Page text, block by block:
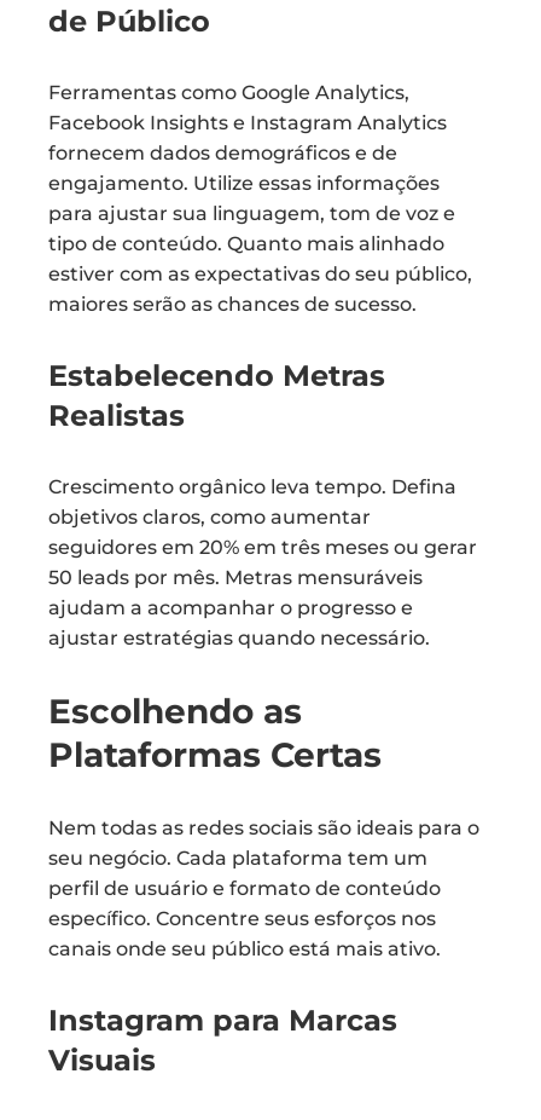
de Público
Ferramentas como Google Analytics,
Facebook Insights e Instagram Analytics
fornecem dados demográficos e de
engajamento. Utilize essas informações
para ajustar sua linguagem, tom de voz e
tipo de conteúdo. Quanto mais alinhado
estiver com as expectativas do seu público,
maiores serão as chances de sucesso.
Estabelecendo Metras
Realistas
Crescimento orgânico leva tempo. Defina
objetivos claros, como aumentar
seguidores em 20% em três meses ou gerar
50 leads por mês. Metras mensuráveis
ajudam a acompanhar o progresso e
ajustar estratégias quando necessário.
Escolhendo as
Plataformas Certas
Nem todas as redes sociais são ideais para o
seu negócio. Cada plataforma tem um
perfil de usuário e formato de conteúdo
específico. Concentre seus esforços nos
canais onde seu público está mais ativo.
Instagram para Marcas
Visuais